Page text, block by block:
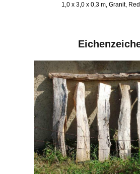
1,0 x 3,0 x 0,3 m, Granit,